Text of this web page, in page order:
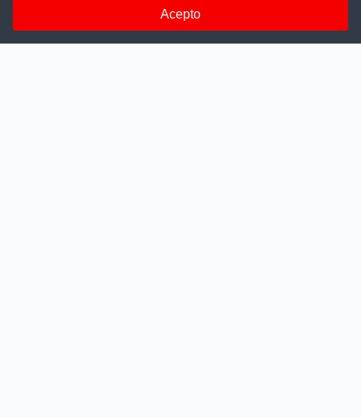
la difusión y transparencia de los concursos públicos, además
ayudamos a las instituciones a encontrar a los mejores
talentos. A nuestros usuarios le brindamos en un solo lugar
Acepto